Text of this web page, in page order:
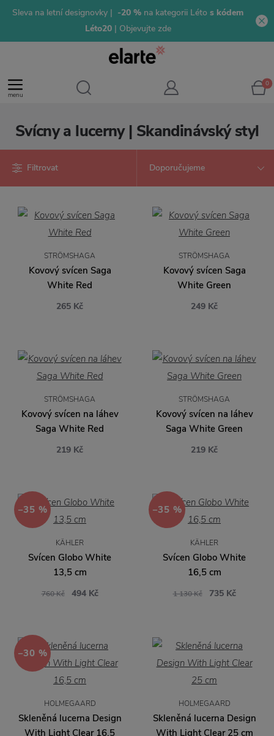
Sleva na letní designovky | -20 % na kategorii Léto s kódem
Léto20 | Objevujte zde
menu
0
Svícny a lucerny | Skandinávský styl
Filtrovat
STRÖMSHAGA
Kovový svícen Saga
White Red
265 Kč
STRÖMSHAGA
Kovový svícen Saga
White Green
249 Kč
STRÖMSHAGA
Kovový svícen na láhev
Saga White Red
219 Kč
STRÖMSHAGA
Kovový svícen na láhev
Saga White Green
219 Kč
−35 %
KÄHLER
Svícen Globo White
13,5 cm
760 Kč 494 Kč
−35 %
KÄHLER
Svícen Globo White
16,5 cm
1 130 Kč 735 Kč
−30 %
HOLMEGAARD
Skleněná lucerna Design
With Light Clear 16,5
HOLMEGAARD
Skleněná lucerna Design
With Light Clear 25 cm